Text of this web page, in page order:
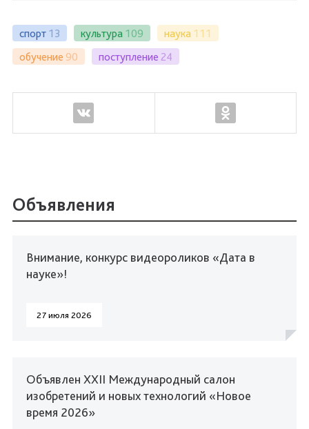
спорт 13 культура 109 наука 111
обучение 90 поступление 24
Объявления
Внимание, конкурс видеороликов «Дата в
науке»!
27 июля 2026
Объявлен XXII Международный салон
изобретений и новых технологий «Новое
время 2026»